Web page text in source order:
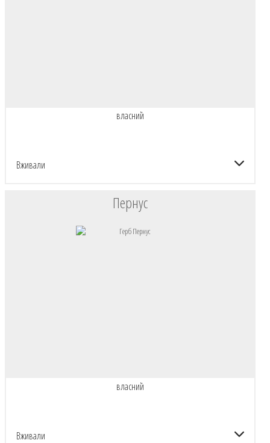
власний
Вживали
Пернус
власний
Вживали